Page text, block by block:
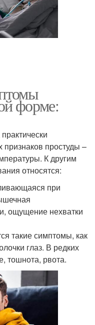
форме:
простуды –
К другим
относятся:
при
ощущение нехватки
такие симптомы, как
глаз. В редких
тошнота, рвота.